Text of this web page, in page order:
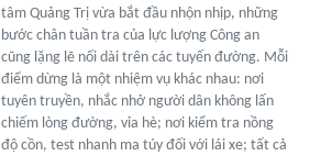
tâm Quảng Trị vừa bắt đầu nhộn nhịp, những
bước chân tuần tra của lực lượng Công an
cũng lặng lẽ nối dài trên các tuyến đường. Mỗi
điểm dừng là một nhiệm vụ khác nhau: nơi
tuyên truyền, nhắc nhở người dân không lấn
chiếm lòng đường, vỉa hè; nơi kiểm tra nồng
độ cồn, test nhanh ma túy đối với lái xe; tất cả